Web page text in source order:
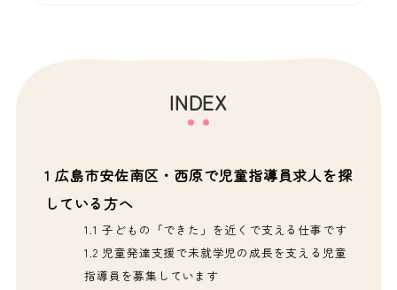
INDEX
1 広島市安佐南区・西原で児童指導員求人を探
している方へ
1.1 子どもの「できた」を近くで支える仕事です
1.2 児童発達支援で未就学児の成長を支える児童
指導員を募集しています